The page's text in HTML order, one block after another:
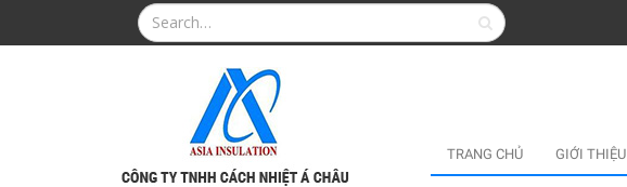
TRANG CHỦ GIỚI THIỆU